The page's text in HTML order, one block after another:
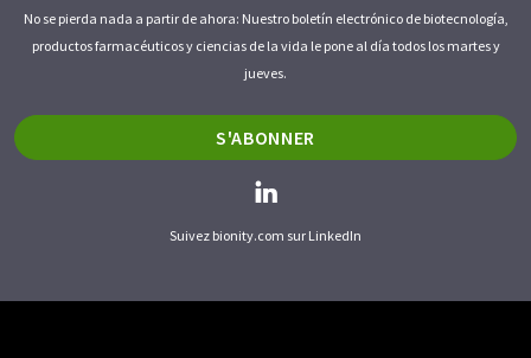
No se pierda nada a partir de ahora: Nuestro boletín electrónico de biotecnología,
productos farmacéuticos y ciencias de la vida le pone al día todos los martes y
jueves.
S'ABONNER
Suivez bionity.com sur LinkedIn